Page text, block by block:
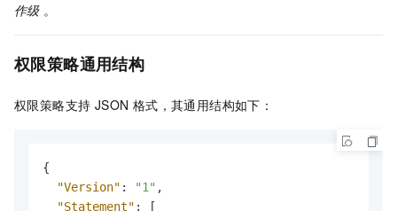
作级 。
权限策略通用结构
权限策略支持 JSON 格式，其通用结构如下：
{
"Version" : "1" ,
"Statement" :
[